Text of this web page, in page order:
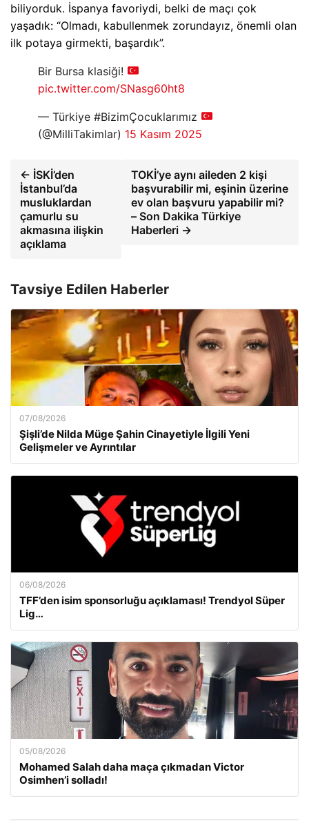
biliyorduk. İspanya favoriydi, belki de maçı çok
yaşadık: “Olmadı, kabullenmek zorundayız, önemli olan
ilk potaya girmekti, başardık”.
Bir Bursa klasiği!
pic.twitter.com/SNasg60ht8
— Türkiye #BizimÇocuklarımız
(@MilliTakimlar) 15 Kasım 2025
← İSKİ’den
İstanbul’da
musluklardan
çamurlu su
akmasına ilişkin
açıklama
TOKİ’ye aynı aileden 2 kişi
başvurabilir mi, eşinin üzerine
ev olan başvuru yapabilir mi?
– Son Dakika Türkiye
Haberleri →
Tavsiye Edilen Haberler
07/08/2026
Şişli’de Nilda Müge Şahin Cinayetiyle İlgili Yeni
Gelişmeler ve Ayrıntılar
06/08/2026
TFF’den isim sponsorluğu açıklaması! Trendyol Süper
Lig…
05/08/2026
Mohamed Salah daha maça çıkmadan Victor
Osimhen’i solladı!